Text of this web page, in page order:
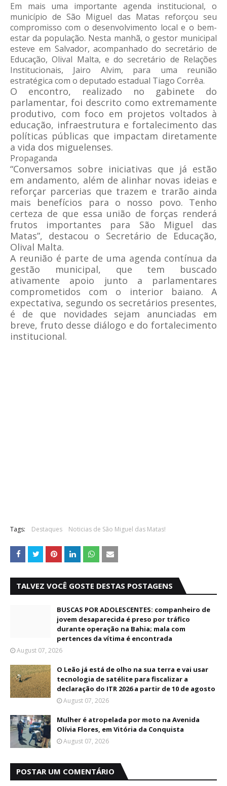
Em mais uma importante agenda institucional, o
município de São Miguel das Matas reforçou seu
compromisso com o desenvolvimento local e o bem-
estar da população. Nesta manhã, o gestor municipal
esteve em Salvador, acompanhado do secretário de
Educação, Olival Malta, e do secretário de Relações
Institucionais, Jairo Alvim, para uma reunião
estratégica com o deputado estadual Tiago Corrêa.
O encontro, realizado no gabinete do
parlamentar, foi descrito como extremamente
produtivo, com foco em projetos voltados à
educação, infraestrutura e fortalecimento das
políticas públicas que impactam diretamente
a vida dos miguelenses.
Propaganda
“Conversamos sobre iniciativas que já estão
em andamento, além de alinhar novas ideias e
reforçar parcerias que trazem e trarão ainda
mais benefícios para o nosso povo. Tenho
certeza de que essa união de forças renderá
frutos importantes para São Miguel das
Matas”, destacou o Secretário de Educação,
Olival Malta.
A reunião é parte de uma agenda contínua da
gestão municipal, que tem buscado
ativamente apoio junto a parlamentares
comprometidos com o interior baiano. A
expectativa, segundo os secretários presentes,
é de que novidades sejam anunciadas em
breve, fruto desse diálogo e do fortalecimento
institucional.
Tags: Destaques Noticias de São Miguel das Matas!
TALVEZ VOCÊ GOSTE DESTAS POSTAGENS
BUSCAS POR ADOLESCENTES: companheiro de
jovem desaparecida é preso por tráfico
durante operação na Bahia; mala com
pertences da vítima é encontrada
August 07, 2026
O Leão já está de olho na sua terra e vai usar
tecnologia de satélite para fiscalizar a
declaração do ITR 2026 a partir de 10 de agosto
August 07, 2026
Mulher é atropelada por moto na Avenida
Olívia Flores, em Vitória da Conquista
August 07, 2026
POSTAR UM COMENTÁRIO